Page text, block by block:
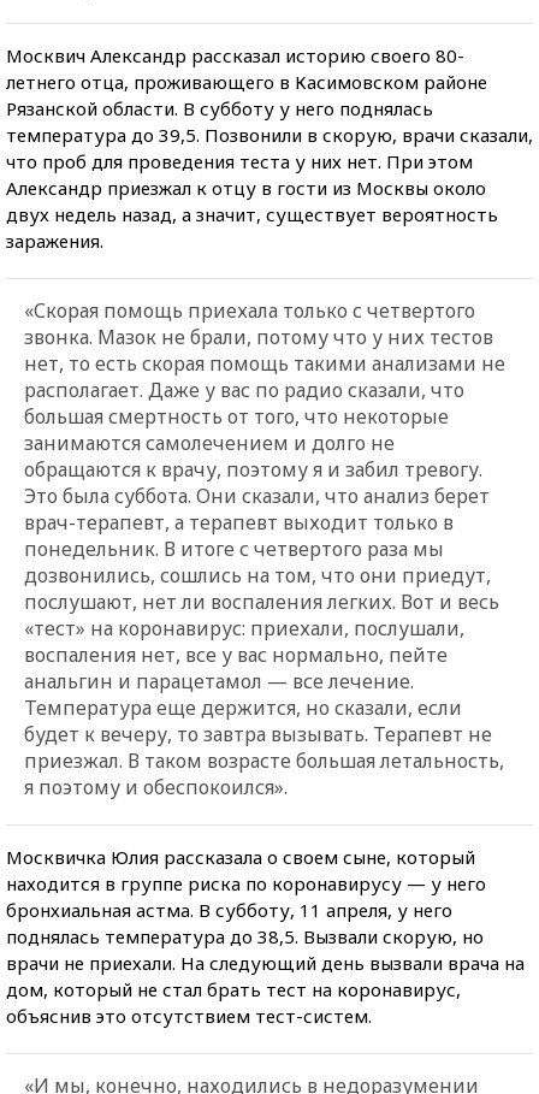
Москвич Александр рассказал историю своего 80-
летнего отца, проживающего в Касимовском районе
Рязанской области. В субботу у него поднялась
температура до 39,5. Позвонили в скорую, врачи сказали,
что проб для проведения теста у них нет. При этом
Александр приезжал к отцу в гости из Москвы около
двух недель назад, а значит, существует вероятность
заражения.
«Скорая помощь приехала только с четвертого
звонка. Мазок не брали, потому что у них тестов
нет, то есть скорая помощь такими анализами не
располагает. Даже у вас по радио сказали, что
большая смертность от того, что некоторые
занимаются самолечением и долго не
обращаются к врачу, поэтому я и забил тревогу.
Это была суббота. Они сказали, что анализ берет
врач-терапевт, а терапевт выходит только в
понедельник. В итоге с четвертого раза мы
дозвонились, сошлись на том, что они приедут,
послушают, нет ли воспаления легких. Вот и весь
«тест» на коронавирус: приехали, послушали,
воспаления нет, все у вас нормально, пейте
анальгин и парацетамол — все лечение.
Температура еще держится, но сказали, если
будет к вечеру, то завтра вызывать. Терапевт не
приезжал. В таком возрасте большая летальность,
я поэтому и обеспокоился».
Москвичка Юлия рассказала о своем сыне, который
находится в группе риска по коронавирусу — у него
бронхиальная астма. В субботу, 11 апреля, у него
поднялась температура до 38,5. Вызвали скорую, но
врачи не приехали. На следующий день вызвали врача на
дом, который не стал брать тест на коронавирус,
объяснив это отсутствием тест-систем.
«И мы, конечно, находились в недоразумении